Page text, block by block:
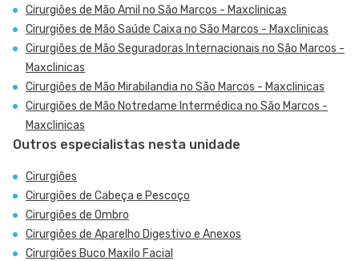
Cirurgiões de Mão Amil no São Marcos - Maxclinicas
Cirurgiões de Mão Saúde Caixa no São Marcos - Maxclinicas
Cirurgiões de Mão Seguradoras Internacionais no São Marcos -
Maxclinicas
Cirurgiões de Mão Mirabilandia no São Marcos - Maxclinicas
Cirurgiões de Mão Notredame Intermédica no São Marcos -
Maxclinicas
Outros especialistas nesta unidade
Cirurgiões
Cirurgiões de Cabeça e Pescoço
Cirurgiões de Ombro
Cirurgiões de Aparelho Digestivo e Anexos
Cirurgiões Buco Maxilo Facial